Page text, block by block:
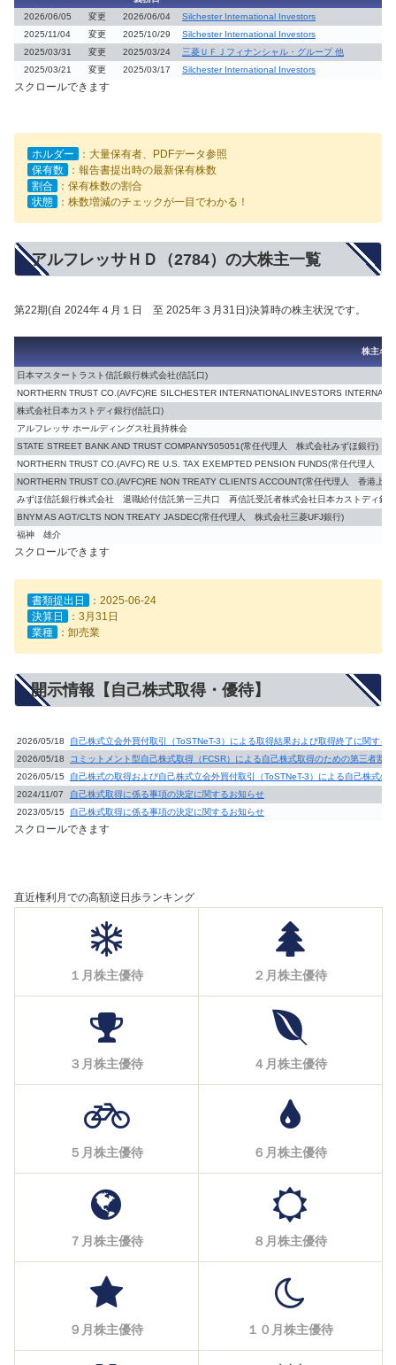
2026/06/05
変更 2026/06/04
Silchester International Investors
2025/11/04
変更 2025/10/29
Silchester International Investors
2025/03/31
変更 2025/03/24
三菱ＵＦＪフィナンシャル・グループ 他
2025/03/21
変更 2025/03/17 Silchester International Investors
スクロールできます
ホルダー
：大量保有者、PDFデータ参照
保有数
：報告書提出時の最新保有株数
割合
：保有株数の割合
状態
：株数増減のチェックが一目でわかる！
アルフレッサＨＤ（2784）の大株主一覧
第22期(自 2024年４月１日 至 2025年３月31日)決算時の株主状況です。
株主名
日本マスタートラスト信託銀行株式会社(信託口)
NORTHERN TRUST CO.(AVFC)RE SILCHESTER INTERNATIONALINVESTORS
株式会社日本カストディ銀行(信託口)
アルフレッサ ホールディングス社員持株会
STATE STREET BANK AND TRUST COMPANY505051(常任代理人 株式会社みずほ銀行)
NORTHERN TRUST CO.(AVFC) RE U.S. TAX EXEMPTED PENSION FUNDS(常任代理人 香
NORTHERN TRUST CO.(AVFC)RE NON TREATY CLIENTS ACCOUNT(常任代理人 香港上
みずほ信託銀行株式会社 退職給付信託第一三共口 再信託受託者株式会社日本カストディ銀行
BNYM AS AGT/CLTS NON TREATY JASDEC(常任代理人 株式会社三菱UFJ銀行)
福神 雄介
スクロールできます
書類提出日
：2025-06-24
決算日
：3月31日
業種
：卸売業
開示情報【自己株式取得・優待】
2026/05/18
自己株式立会外買付取引（ToSTNeT-3）による取得結果および取得終了に関する
2026/05/18
コミットメント型自己株式取得（FCSR）による自己株式取得のための第三者割
2026/05/15
自己株式の取得および自己株式立会外買付取引（ToSTNeT-3）による自己株式の
2024/11/07
自己株式取得に係る事項の決定に関するお知らせ
2023/05/15
自己株式取得に係る事項の決定に関するお知らせ
スクロールできます
直近権利月での高額逆日歩ランキング
１月株主優待 ２月株主優待
３月株主優待 ４月株主優待
５月株主優待 ６月株主優待
７月株主優待 ８月株主優待
９月株主優待 １０月株主優待